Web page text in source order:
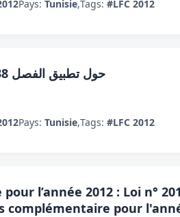
Pays: Tunisie,Tags: #LFC 2012
حول تطبيق الفصل 38 من قانون المالية التكميلي لسنة 2012
Pays: Tunisie,Tags: #LFC 2012
l’année 2012 : Loi n°
complémentaire pour